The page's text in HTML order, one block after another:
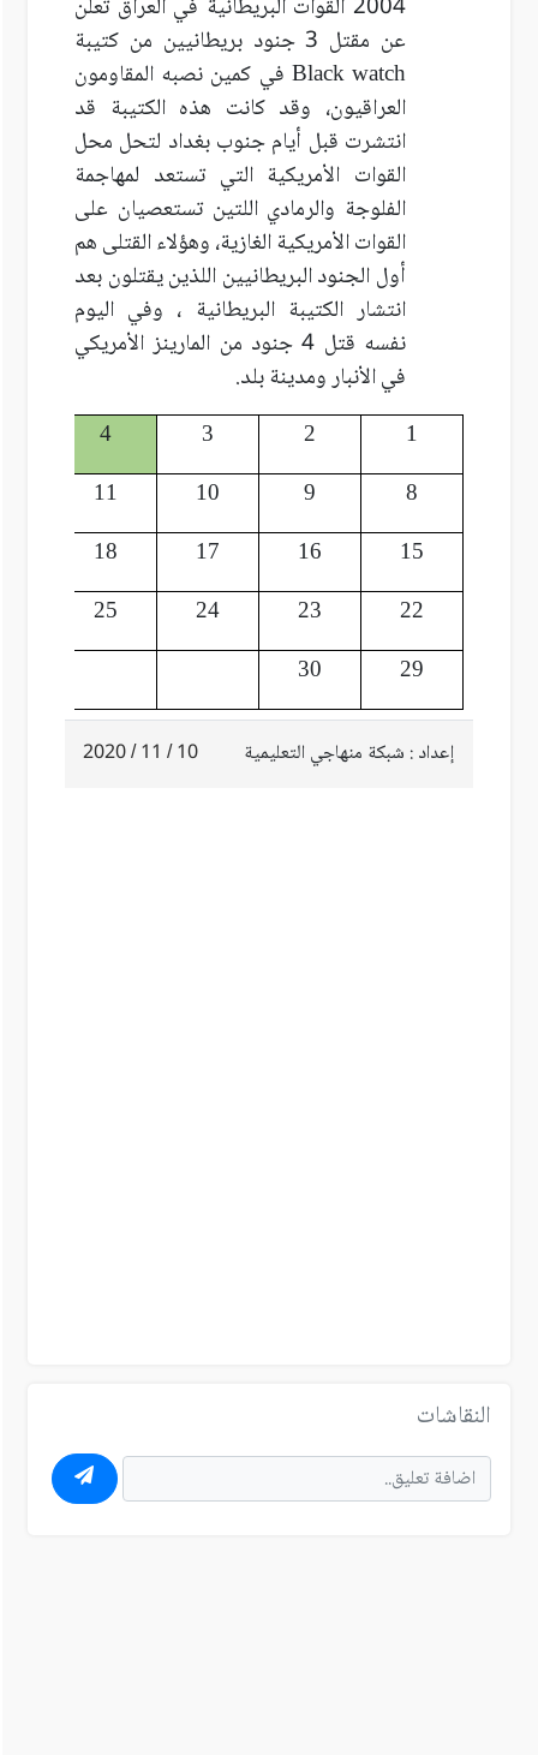
2004 القوات البريطانية في العراق تعلن
عن مقتل 3 جنود بريطانيين من كتيبة
Black watch في كمين نصبه المقاومون
العراقيون، وقد كانت هذه الكتيبة قد
انتشرت قبل أيام جنوب بغداد لتحل محل
القوات الأمريكية التي تستعد لمهاجمة
الفلوجة والرمادي اللتين تستعصيان على
القوات الأمريكية الغازية، وهؤلاء القتلى هم
أول الجنود البريطانيين اللذين يقتلون بعد
انتشار الكتيبة البريطانية ، وفي اليوم
نفسه قتل 4 جنود من المارينز الأمريكي
في الأنبار ومدينة بلد.
1
2
3
4
8
9
10
11
15
16
17
18
22
23
24
25
29
30
إعداد : شبكة منهاجي التعليمية 10 / 11 / 2020
النقاشات